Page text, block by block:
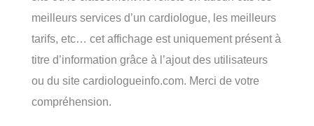
meilleurs services d’un cardiologue, les meilleurs
tarifs, etc… cet affichage est uniquement présent à
titre d’information grâce à l’ajout des utilisateurs
ou du site cardiologueinfo.com. Merci de votre
compréhension.